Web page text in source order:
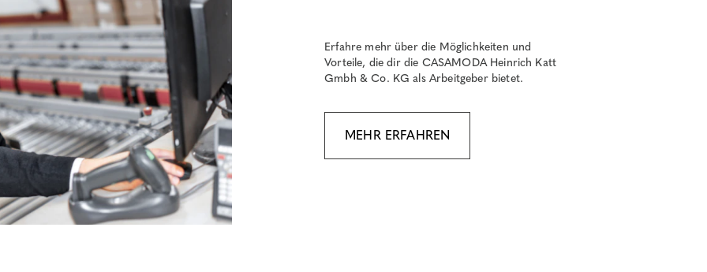
Erfahre mehr über die Möglichkeiten und
Vorteile, die dir die CASAMODA Heinrich Katt
Gmbh & Co. KG als Arbeitgeber bietet.
MEHR ERFAHREN